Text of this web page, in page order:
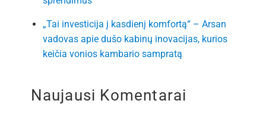
„Tai investicija į kasdienį komfortą“ – Arsan
vadovas apie dušo kabinų inovacijas, kurios
keičia vonios kambario sampratą
Naujausi Komentarai